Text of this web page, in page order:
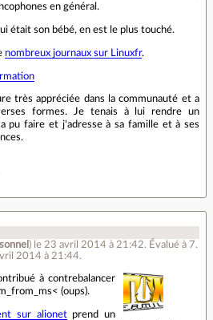
en général.
était son bébé, en est le plus touché.
nombreux journaux sur Linuxfr.
très appréciée dans la communauté et a
formes. Je tenais à lui rendre un
pu faire et j'adresse à sa famille et à ses
) le 23 avril 2014 à 21:42. Évalué à 7.
2014 à 21:44.
à contrebalancer
(oups).
sur alionetprend un